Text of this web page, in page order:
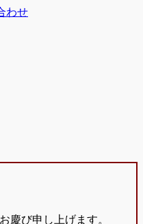
わせ
慶び申し上げます。